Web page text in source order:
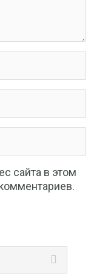
сайта в этом